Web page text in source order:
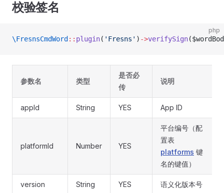
校验签名
php
\FresnsCmdWord :: plugin( 'Fresns' ) ->verifySign
参数名 类型
是否必
传
说明
appId String YES App ID
platformId Number YES
平台编号（配
置表
platforms 键
名的键值）
version String YES 语义化版本号